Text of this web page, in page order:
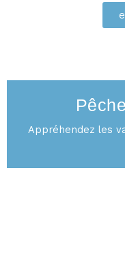
Appréhendez les